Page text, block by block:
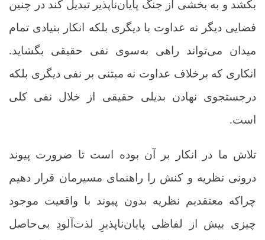
بکشد و به بخشی از جنگ پایان‌ناپذیر تبدیل کند در چنین
فضایی دیگر نه عداوت با دیگری بلکه انکار بنیادی تمام
میدان می‌تواند راهی به‌سوی نفی حقیقی بگشاید.
انکاری که برخلاف عداوت نه مبتنی بر نفی دیگری بلکه
درجستجوی نهادن بدیلی حقیقی از خلال نفی کلی
است.
تلاش ما در انکار بر آن بوده است تا ضرورت پیوند
درونی نظریه و کنش را راهنمای مسیرمان قرار دهیم
چراکه معتقدیم نظریه بدون پیوند با واقعیت موجود
چیزی بیش از لفاظی پایان‌ناپذیرِ لذت‌آلودِ بی‌حاصل